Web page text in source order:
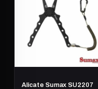
Alicate Sumax SU2207